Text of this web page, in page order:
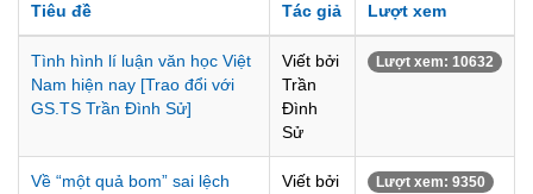
Tiêu đề Tác giả Lượt xem
Tình hình lí luận văn học Việt
Nam hiện nay [Trao đổi với
GS.TS Trần Đình Sử]
Viết bởi
Trần
Đình
Sử
Lượt xem: 10632
Về “một quả bom” sai lệch
Viết bởi
Lượt xem: 9350